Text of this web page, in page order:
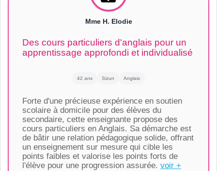
Mme H. Elodie
Des cours particuliers d'anglais pour un
apprentissage approfondi et individualisé
42 ans Sizun Anglais
Forte d'une précieuse expérience en soutien
scolaire à domicile pour des élèves du
secondaire, cette enseignante propose des
cours particuliers en Anglais. Sa démarche est
de bâtir une relation pédagogique solide, offrant
un enseignement sur mesure qui cible les
points faibles et valorise les points forts de
l'élève pour une progression assurée. voir +